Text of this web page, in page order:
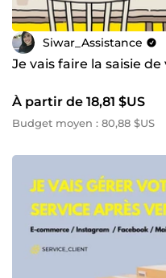
Siwar_Assistance
Je vais faire la saisie
À partir de 18,81 $US
Budget moyen : 80,88 $US